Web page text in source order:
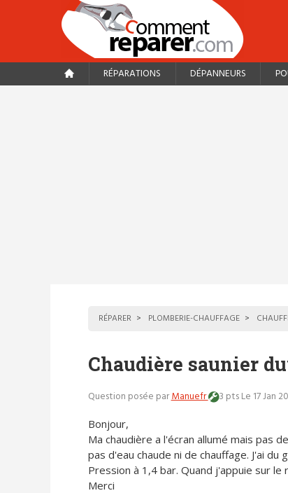
RÉPARATIONS DÉPANNEURS
RÉPARER PLOMBERIE-CHAUFFAGE
Chaudière saunier
Question posée parManuefr 3 ptsLe 17 Jan
Bonjour,
Ma chaudière a l'écran allumé mais pas
pas d'eau chaude ni de chauffage. J'ai du
Pression à 1,4 bar. Quand j'appuie sur
Merci